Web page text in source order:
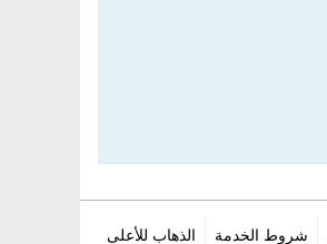
شروط الخدمة الذهاب للأعلى